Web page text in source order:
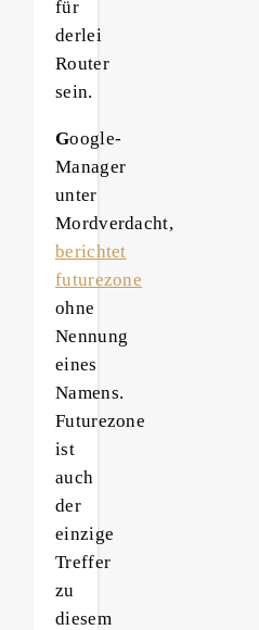
für
derlei
Router
sein.
Google-
Manager
unter
Mordverdacht,
berichtet
futurezone
ohne
Nennung
eines
Namens.
Futurezone
ist
auch
der
einzige
Treffer
zu
diesem